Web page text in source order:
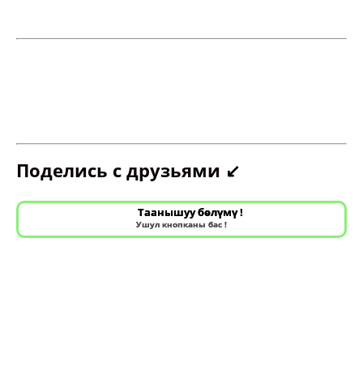
Поделись с друзьями ↙️
Таанышуу бөлүмү !
Ушул кнопканы бас !